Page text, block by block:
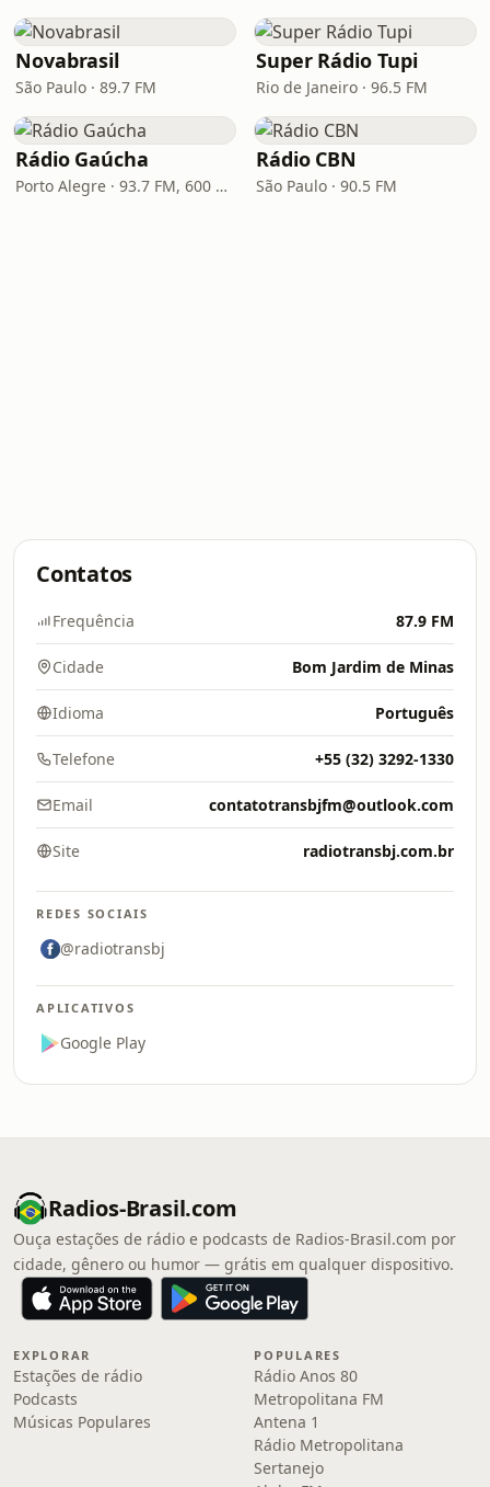
Novabrasil
São Paulo · 89.7 FM
Super Rádio Tupi
Rio de Janeiro · 96.5 FM
Rádio Gaúcha
Porto Alegre · 93.7 FM, 600 AM
Rádio CBN
São Paulo · 90.5 FM
Contatos
Frequência 87.9 FM
Cidade Bom Jardim de Minas
Idioma Português
Telefone +55 (32) 3292-1330
Email contatotransbjfm@outlook.com
Site radiotransbj.com.br
REDES SOCIAIS
@radiotransbj
APLICATIVOS
Google Play
Radios-Brasil.com
Ouça estações de rádio e podcasts de Radios-Brasil.com por
cidade, gênero ou humor — grátis em qualquer dispositivo.
EXPLORAR
Estações de rádio
Podcasts
Músicas Populares
POPULARES
Rádio Anos 80
Metropolitana FM
Antena 1
Rádio Metropolitana
Sertanejo